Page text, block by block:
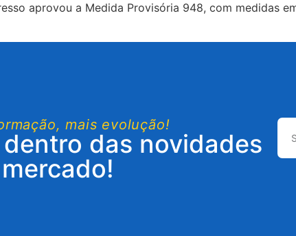
aprovou a Medida Provisória 948, com medidas
mais evolução!
das novidades